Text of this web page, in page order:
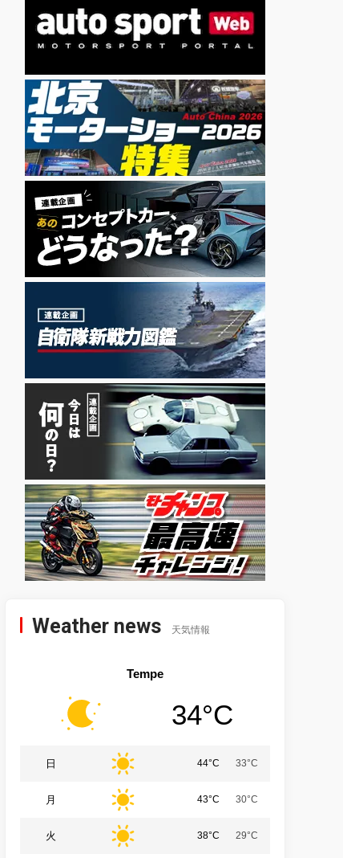
Weather news 天気情報
Tempe
34°C
日 44°C 33°C
月 43°C 30°C
火 38°C 29°C